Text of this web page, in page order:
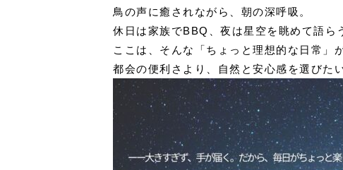
鳥の声に癒されながら、朝の深呼吸。
休日は家族でBBQ、夜は星空を眺めて語ら
ここは、そんな「ちょっと理想的な日常」
都会の便利さより、自然と安心感を選びた